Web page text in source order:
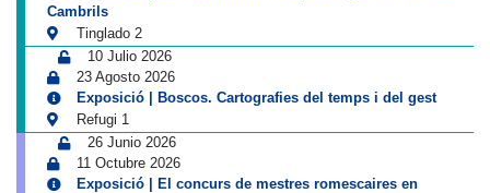
Cambrils
Tinglado 2
10 Julio 2026
23 Agosto 2026
Exposició | Boscos. Cartografies del temps i del gest
Refugi 1
26 Junio 2026
11 Octubre 2026
Exposició | El concurs de mestres romescaires en